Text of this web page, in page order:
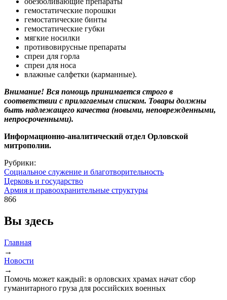
гемостатические порошки
гемостатические бинты
гемостатические губки
мягкие носилки
противовирусные препараты
спреи для горла
спреи для носа
влажные салфетки (карманные).
Внимание! Вся помощь принимается строго в
соответствии с прилагаемым списком. Товары должны
быть надлежащего качества (новыми, неповрежденными,
непросроченными).
Информационно-аналитический отдел Орловской
митрополии.
Рубрики:
Социальное служение и благотворительность
Церковь и государство
Армия и правоохранительные структуры
866
Вы здесь
Главная
→
Новости
→
Помочь может каждый: в орловских храмах начат сбор
гуманитарного груза для российских военных